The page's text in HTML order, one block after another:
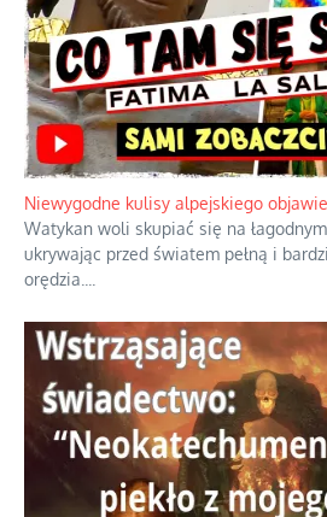
Duchowa apteczka bez teologicznych
Instrukcja obsługi łaski z ominięciem